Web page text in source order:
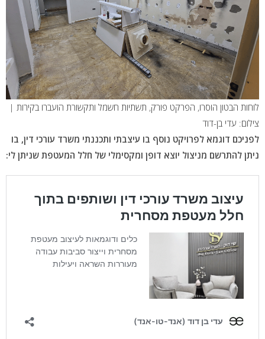
לוחות הבטון הוסרו, הפרקט פורק, תשתיות חשמל ותקשורת הועברו בקירות |
צילום: עדי בן-דוד
לפניכם דוגמא לפרויקט נוסף בו עיצבתי ותכננתי משרד עורכי דין, בו
ניתן להתרשם מניצול יוצא דופן ומקסימלי של חלל המעטפת שניתן לי: